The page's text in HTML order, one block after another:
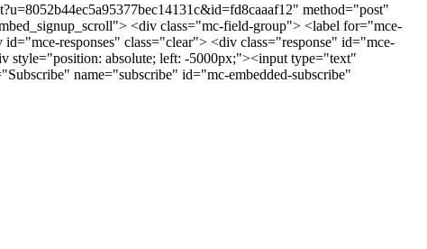
method="post"
<div class="mc-field-group"> <label for="mce-
responses" class="clear"> <div class="response" id="mce-
style="position: absolute; left: -5000px;"><input type="text"
name="subscribe" id="mc-embedded-subscribe"